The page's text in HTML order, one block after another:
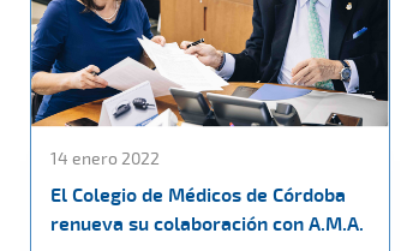
14 enero 2022
El Colegio de Médicos de Córdoba
renueva su colaboración con A.M.A.